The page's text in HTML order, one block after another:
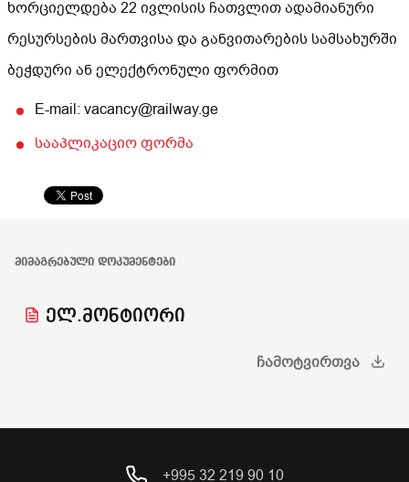
ხორციელდება 22 ივლისის ჩათვლით ადამიანური
რესურსების მართვისა და განვითარების სამსახურში
ბეჭდური ან ელექტრონული ფორმით
E-mail: vacancy@railway.ge
სააპლიკაციო ფორმა
ᲛᲘᲛᲐᲒᲠᲔᲑᲣᲚᲘ ᲓᲝᲙᲣᲛᲔᲜᲢᲔᲑᲘ
ელ.მონტიორი
ᲩᲐᲛᲝᲢᲕᲘᲠᲗᲕᲐ
+995 32 219 90 10